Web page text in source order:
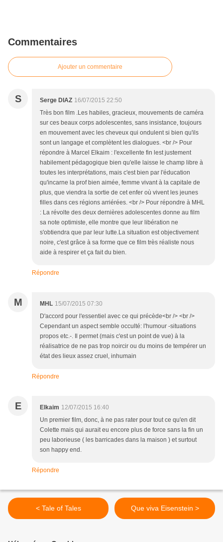
Commentaires
Ajouter un commentaire
S Serge DIAZ 16/07/2015 22:50
Très bon film .Les habiles, gracieux, mouvements de caméra
sur ces beaux corps adolescentes, sans insistance, toujours
en mouvement avec les cheveux qui ondulent si bien qu'ils
sont un langage et complètent les dialogues. <br /> Pour
répondre à Marcel Elkaim : l'excellente fin lest justement
habilement pédagogique bien qu'elle laisse le champ libre à
toutes les interprétations, mais c'est bien par l'éducation
qu'incarne la prof bien aimée, femme vivant à la capitale de
plus, que viendra la sortie de cet enfer où vivent les jeunes
filles dans ces régions arriérées. <br /> Pour répondre à MHL
: La révolte des deux dernières adolescentes donne au film
sa note optimiste, elle montre que leur libération ne
s'obtiendra que par leur lutte.La situation est objectivement
noire, c'est grâce à sa forme que ce film très réaliste nous
aide à respirer et ça fait du bien.
Répondre
M MHL 15/07/2015 07:30
D'accord pour l'essentiel avec ce qui précède<br /> <br />
Cependant un aspect semble occulté: l'humour -situations
propos etc.-. Il permet (mais c'est un point de vue) à la
réalisatrice de ne pas trop noircir ou du moins de tempérer un
état des lieux assez cruel, inhumain
Répondre
E Elkaim 12/07/2015 16:40
Un premier film, donc, à ne pas rater pour tout ce qu'en dit
Colette mais qui aurait eu encore plus de force sans la fin un
peu laborieuse ( les barricades dans la maison ) et surtout
son happy end.
Répondre
< Tale of Tales Que viva Eisenstein >